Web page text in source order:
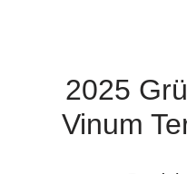
2025
Vinum